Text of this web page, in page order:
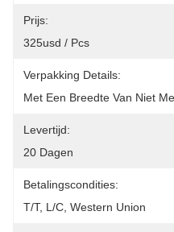
Prijs:
325usd / Pcs
Verpakking Details:
Met Een Breedte Van Niet
Levertijd:
20 Dagen
Betalingscondities:
T/T, L/C, Western Union